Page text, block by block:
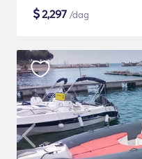
$2,297 /dag